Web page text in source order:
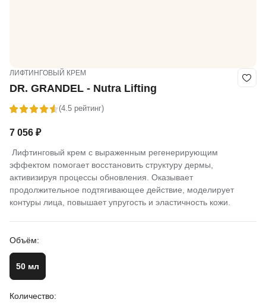
ЛИФТИНГОВЫЙ КРЕМ
DR. GRANDEL - Nutra Lifting
(4.5 рейтинг)
7 056 ₽
Лифтинговый крем с выраженным регенерирующим
эффектом помогает восстановить структуру дермы,
активизируя процессы обновления. Оказывает
продолжительное подтягивающее действие, моделирует
контуры лица, повышает упругость и эластичность кожи.
Объём:
50 мл
Количество: